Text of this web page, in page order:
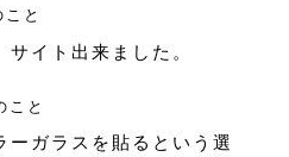
と
イト出来ました。
こと
ーガラスを貼るという選